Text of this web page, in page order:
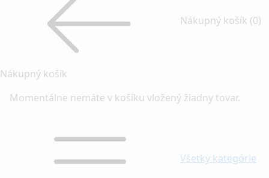
Nákupný košík (0)
Nákupný košík
Momentálne nemáte v košíku vložený žiadny tovar.
Všetky kategórie